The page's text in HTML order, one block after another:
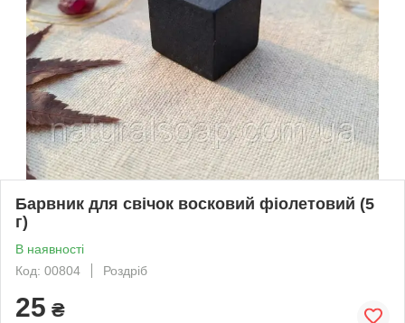
Барвник для свічок восковий фіолетовий (5
г)
В наявності
Код: 00804
Роздріб
25 ₴